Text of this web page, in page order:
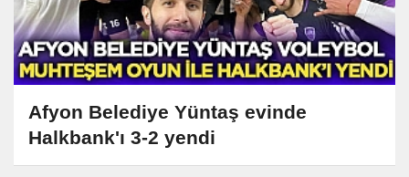
Afyon Belediye Yüntaş evinde
Halkbank'ı 3-2 yendi